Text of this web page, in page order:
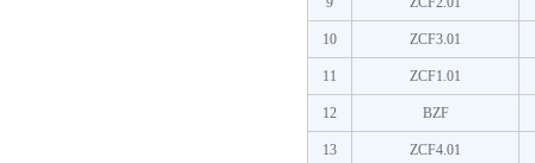
10 ZCF3.01
11 ZCF1.01
12 BZF
13 ZCF4.01